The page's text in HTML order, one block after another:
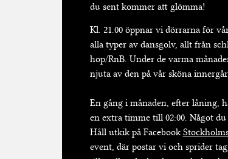
du sent kommer att glömma!
Kl. 21.00 öppnar vi dörrarna för
alla typer av dansgolv, allt från
hop/RnB. Under de varma
njuta av den på vår sköna
En gång i månaden, efter låning,
en extra timme till 02:00. Något
Håll utkik på Facebook
event, där postar vi och sprider